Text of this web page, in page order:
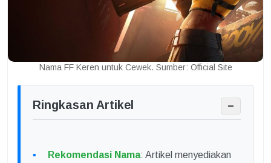
Nama FF Keren untuk Cewek. Sumber: Official Site
Ringkasan Artikel −
Rekomendasi Nama: Artikel menyediakan